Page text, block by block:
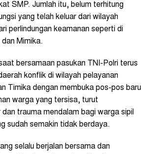
SMP. Jumlah itu, belum terhitung
yang telah keluar dari wilayah
perlindungan keamanan seperti di
Mimika.
bersamaan pasukan TNI-Polri terus
konflik di wilayah pelayanan
Timika dengan membuka pos-pos baru
warga yang tersisa, turut
trauma mendalam bagi warga sipil
sudah semakin tidak berdaya.
selalu berjalan bersama dan